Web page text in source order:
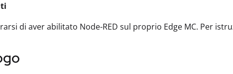
di aver abilitato Node-RED sul proprio Edge MC. Per